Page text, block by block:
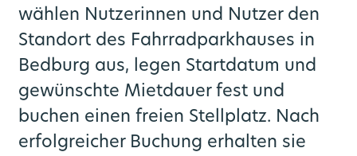
wählen Nutzerinnen und Nutzer den
Standort des Fahrradparkhauses in
Bedburg aus, legen Startdatum und
gewünschte Mietdauer fest und
buchen einen freien Stellplatz. Nach
erfolgreicher Buchung erhalten sie